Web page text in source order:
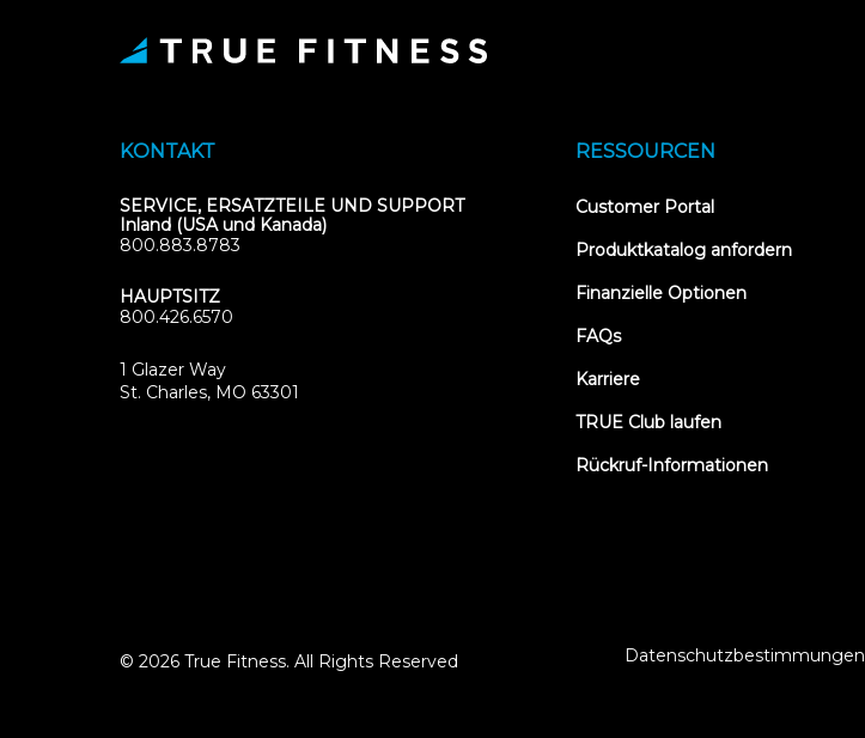
KONTAKT
SERVICE, ERSATZTEILE UND SUPPORT
Inland (USA und Kanada)
800.883.8783
HAUPTSITZ
800.426.6570
1 Glazer Way
St. Charles, MO 63301
RESSOURCEN
Customer Portal(opens
new
Produktkatalog anfordern
Finanzielle Optionen
FAQs
Karriere
TRUE Club laufen
Rückruf-Informationen
© 2026 True Fitness. All Rights Reserved Datenschutzbestimmungen